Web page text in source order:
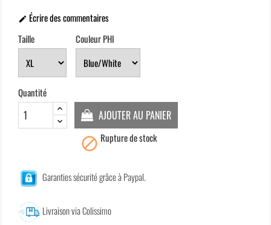
 Écrire des commentaires
Taille
Couleur PHI
Quantité
AJOUTER AU PANIER
 Rupture de stock
Garanties sécurité grâce à Paypal.
Livraison via Colissimo